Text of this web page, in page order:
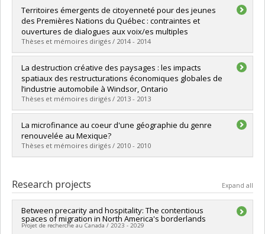
Graduate :Lapalme, Annie
Cycle :Master's
Grade :M. Sc.
Lien vers le document dans Papyrus
Territoires émergents de citoyenneté pour des jeunes
des Premières Nations du Québec : contraintes et
ouvertures de dialogues aux voix/es multiples
Thèses et mémoires dirigés / 2014 - 2014
Graduate :Guimont Marceau, Stéphane
Cycle :Doctoral
Grade :Ph. D.
Lien vers le document dans Papyrus
La destruction créative des paysages : les impacts
spatiaux des restructurations économiques globales de
l’industrie automobile à Windsor, Ontario
Thèses et mémoires dirigés / 2013 - 2013
Graduate :Cuillerier-Serre, Sarah
Cycle :Master's
Grade :M. Sc.
Lien vers le document dans Papyrus
La microfinance au coeur d'une géographie du genre
renouvelée au Mexique?
Thèses et mémoires dirigés / 2010 - 2010
Cycle :Master's
Grade :M. Sc.
Lien vers le document dans Papyrus
Research projects Expand all
Between precarity and hospitality: The contentious
spaces of migration in North America's borderlands
Projet de recherche au Canada / 2023 - 2029